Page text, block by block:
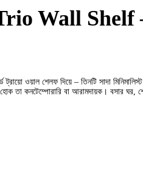
Wall
ট্রায়ো ওয়াল শেলফ দিয়ে – তিনটি সাদা
– হোক তা কনটেম্পোরারি বা আরামদায়ক। বসার